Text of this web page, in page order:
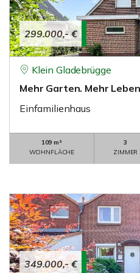
299.000,- €
Klein Gladebrügge
Mehr Garten. Mehr
Einfamilienhaus
109 m²
WOHNFLÄCHE
3
ZIMMER
349.000,- €